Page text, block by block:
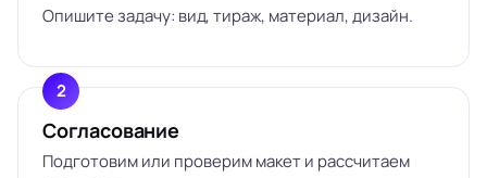
Опишите задачу: вид, тираж, материал, дизайн.
Согласование
Подготовим или проверим макет и рассчитаем